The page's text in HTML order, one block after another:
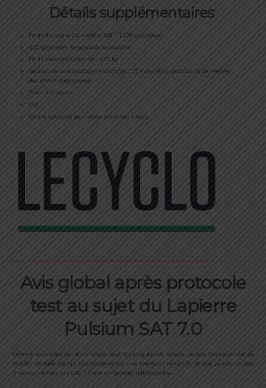
Détails supplémentaires
Poids du cadre Du modèle SAT : 1120 grammes
440 grammes, le poids de la fourche
Poids maximal autorisé : 130 kg
Section de pneumatique maximale : 35 mm ( donc possibilité de mettre
des pneus type gravel)
Frein à disques
Di2
Cintre optimisé pour absorption des chocs
Avis global après protocole
test au sujet du Lapierre
Pulsium SAT 7.0
Comme vous avez pu le constater tout au long de cet article, je suis plus que ravi de
ce vélo. Au delà du fait que Lapierre est une marque Française, et que je suis un peu
chauvin, ce Pulsium SAT 7.0 est un produit remarquable.